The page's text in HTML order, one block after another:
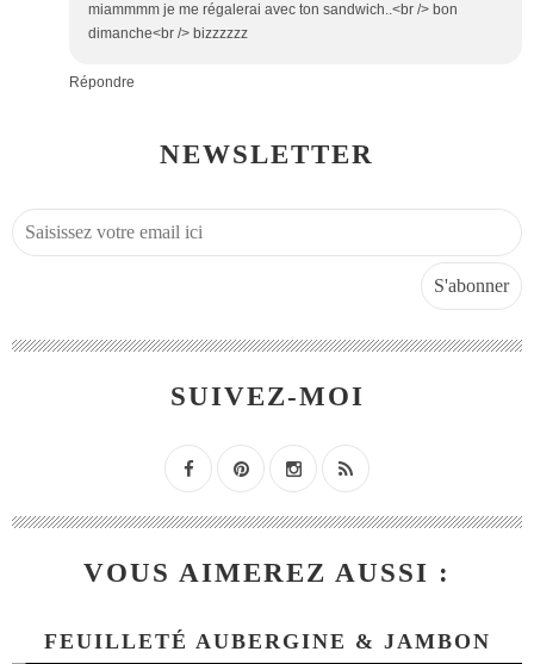
miammmm je me régalerai avec ton sandwich..<br /> bon
dimanche<br /> bizzzzzz
Répondre
NEWSLETTER
SUIVEZ-MOI
VOUS AIMEREZ AUSSI :
FEUILLETÉ AUBERGINE & JAMBON